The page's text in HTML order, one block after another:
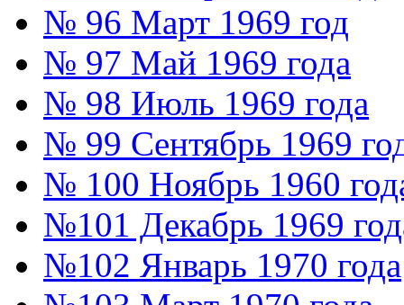
№ 96 Март 1969 год
№ 97 Май 1969 года
№ 98 Июль 1969 года
№ 99 Сентябрь 1969
№ 100 Ноябрь 1960
№101 Декабрь 1969
№102 Январь 1970 года